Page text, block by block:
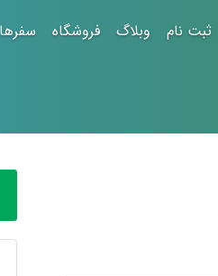
ثبت نام وبلاگ فروشگاه سفرها